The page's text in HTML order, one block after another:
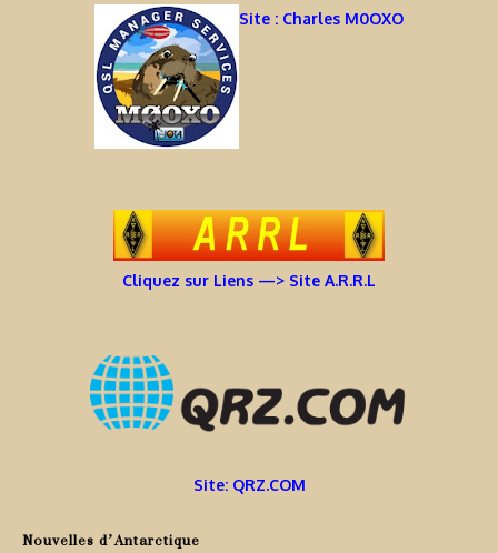
Site : Charles M0OXO
Cliquez sur Liens —> Site A.R.R.L
Site: QRZ.COM
Nouvelles d’Antarctique